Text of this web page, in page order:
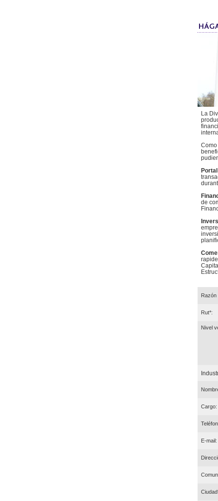
La
Como
de
Razón
Rut*:
Nivel
Cargo:
E-mail: